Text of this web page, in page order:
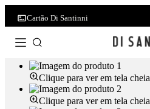
Cartão Di Santinni
Clique para ver em tela cheia
Clique para ver em tela cheia